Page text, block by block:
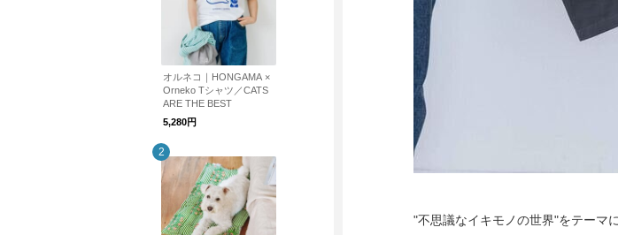
オルネコ｜HONGAMA ×
Orneko Tシャツ／CATS
ARE THE BEST
5,280円
"不思議なイキモノの世界"をテーマ